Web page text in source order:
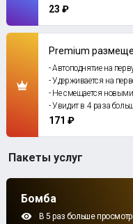
23 ₽
Premium
- Автоподнятие на
- Удерживается на
- Не смещается
- Увидит в 4 раза
171 ₽
Пакеты услуг
Бомба
В 5 раз больше